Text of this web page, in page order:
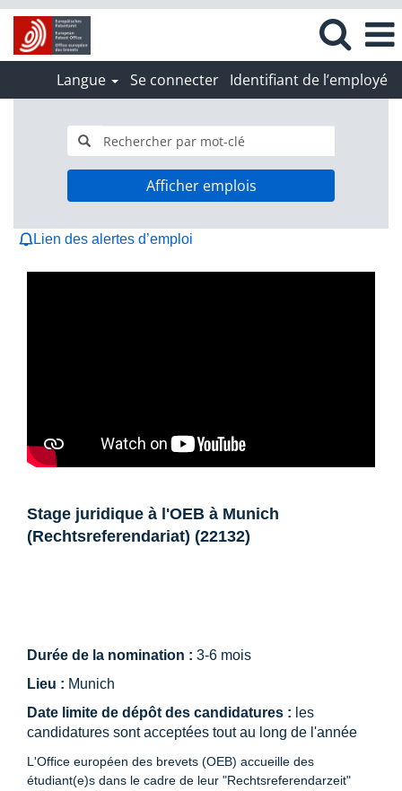
Langue Se connecter Identifiant de l’employé
Afficher emplois
Lien des alertes d’emploi
Stage juridique à l'OEB à Munich
(Rechtsreferendariat) (22132)
Durée de la nomination : 3-6 mois
Lieu : Munich
Date limite de dépôt des candidatures : les
candidatures sont acceptées tout au long de l'année
L'Office européen des brevets (OEB) accueille des
étudiant(e)s dans le cadre de leur "Rechtsreferendarzeit"